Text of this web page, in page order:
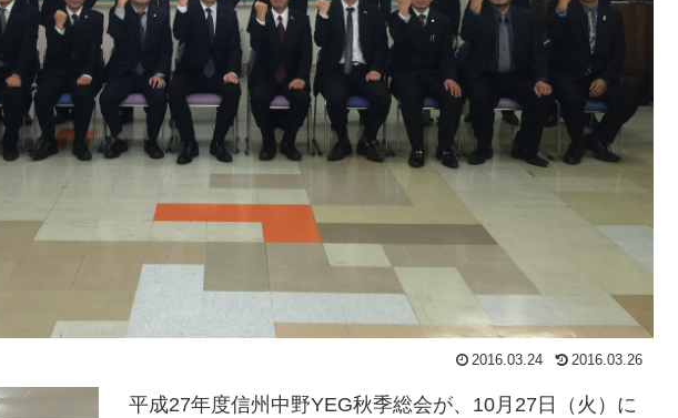
2016.03.24 2016.03.26
平成27年度信州中野YEG秋季総会が、10月27日（火）に